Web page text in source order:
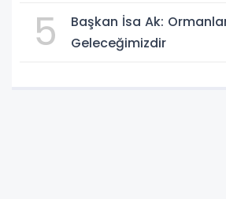
5
Başkan İsa Ak:
Geleceğimizdir